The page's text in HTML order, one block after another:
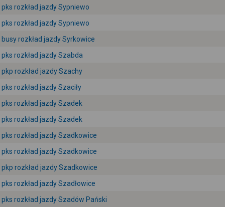
pks rozkład jazdy Sypniewo
pks rozkład jazdy Sypniewo
busy rozkład jazdy Syrkowice
pks rozkład jazdy Szabda
pkp rozkład jazdy Szachy
pks rozkład jazdy Szaciły
pks rozkład jazdy Szadek
pks rozkład jazdy Szadek
pks rozkład jazdy Szadkowice
pks rozkład jazdy Szadkowice
pkp rozkład jazdy Szadkowice
pks rozkład jazdy Szadłowice
pks rozkład jazdy Szadów Pański